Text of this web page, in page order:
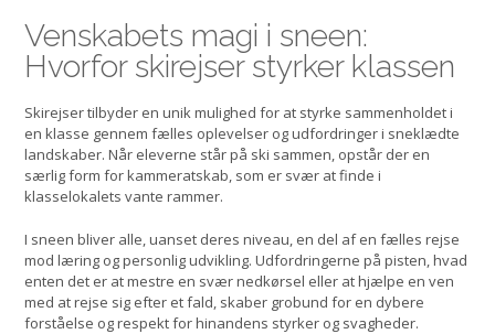
Venskabets magi i sneen:
Hvorfor skirejser styrker klassen
Skirejser tilbyder en unik mulighed for at styrke sammenholdet i
en klasse gennem fælles oplevelser og udfordringer i sneklædte
landskaber. Når eleverne står på ski sammen, opstår der en
særlig form for kammeratskab, som er svær at finde i
klasselokalets vante rammer.
I sneen bliver alle, uanset deres niveau, en del af en fælles rejse
mod læring og personlig udvikling. Udfordringerne på pisten, hvad
enten det er at mestre en svær nedkørsel eller at hjælpe en ven
med at rejse sig efter et fald, skaber grobund for en dybere
forståelse og respekt for hinandens styrker og svagheder.